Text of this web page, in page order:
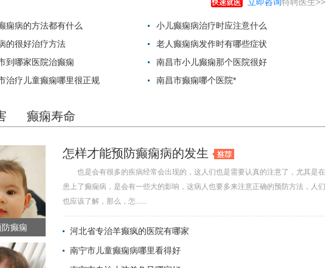
痫病的方法都有什么
小儿癫痫病治疗时应注意什么
的很好治疗方法
老人癫痫病发作时有哪些症状
到哪家医院治癫痫
南昌市小儿癫痫那个医院很好
治疗儿童癫痫哪里很正规 南昌市癫痫哪个医院*
癫痫寿命
癫痫
怎样才能预防癫痫病的发生
也是会有很多的疾病经常会出现的，这人们也是需要认真的注意了，尤其是在
患上了癫痫病，是会有一些大的影响，这病人也要多来注意正确的预防方法，人们
也应该了解，那么，怎......
河北省专治羊癫疯的医院有哪家
南宁市儿童癫痫病哪里看得好